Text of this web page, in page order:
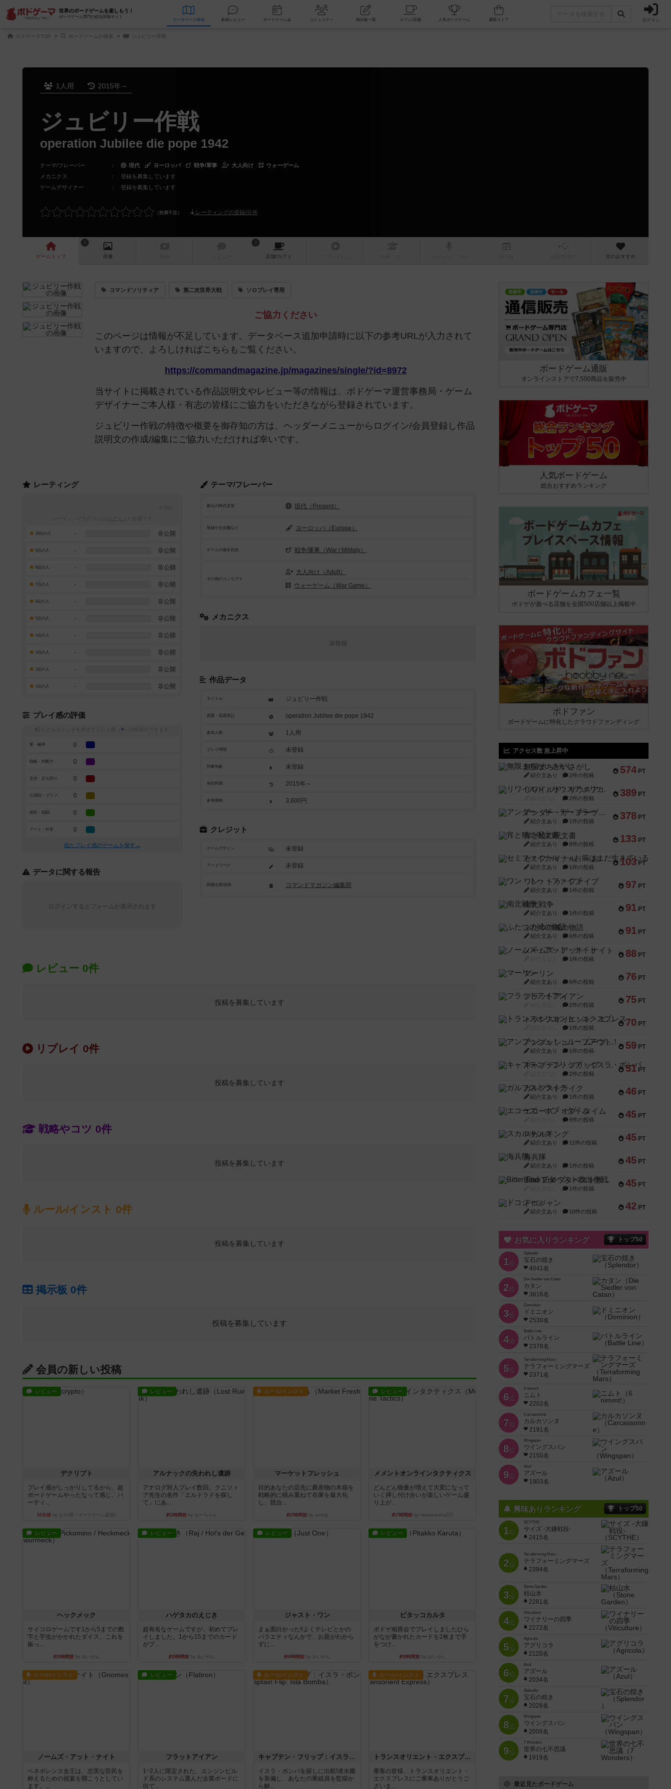
世界のボードゲームを楽しもう！
ボードゲーム専門の総合情報サイト
データベース 検索 新着レビュー ボードゲーム会 コミュニティ 掲示板一覧 カフェ/店舗 人気ボードゲーム ログイン
ボドゲーマTOP ボードゲームの検索 ジュビリー作戦
1人用 2015年～
ジュビリー作戦
operation Jubilee die pope 1942
テーマ/フレーバー ： 現代 ヨーロッパ 戦争/軍事 大人向け
ウォーゲーム
メカニクス
： 登録を募集しています
ゲームデザイナー
： 登録を募集しています
レーティングの登録/分布
ゲーム トップ
3
画像
1
店舗/カフェ 次のおすすめ
コマンドソリティア 第二次世界大戦 ソロプレイ専用
ご協力ください
このページは情報が不足しています。データベース追加申請時に以下の参考URLが入力されて
いますので、よろしければこちらもご覧ください。
https://commandmagazine.jp/magazines/single/?id=8972
当サイトに掲載されている作品説明文やレビュー等の情報は、ボドゲーマ運営事務局・ゲーム
デザイナーご本人様・有志の皆様にご協力をいただきながら登録されています。
ジュビリー作戦の特徴や概要を御存知の方は、ヘッダーメニューからログイン/会員登録し作品
説明文の作成/編集にご協力いただければ幸いです。
テーマ/フレーバー
舞台の時代背景 現代（Present）
地域や文化圏など ヨーロッパ（Europe）
ゲームの基本目的 戦争/軍事（War / Militaly）
その他のコンセプト
大人向け（Adult）
ウォーゲーム（War Game）
メカニクス
作品データ
タイトル ジュビリー作戦
原題・英題表記 operation Jubilee die pope 1942
参加人数 1人用
プレイ時間 未登録
対象年齢 未登録
発売時期 2015年～
参考価格 3,600円
クレジット
ゲームデザイン 未登録
アートワーク 未登録
関連企業/団体 コマンドマガジン編集部
レーティング
10点の人 - 非公開
9点の人 - 非公開
8点の人 - 非公開
7点の人 - 非公開
6点の人 - 非公開
5点の人 - 非公開
4点の人 - 非公開
3点の人 - 非公開
2点の人 - 非公開
1点の人 - 非公開
プレイ感の評価
※
運・確率 0
戦略・判断力 0
交渉・立ち回り 0
心理戦・ブラフ 0
攻防・戦闘 0
アート・外見 0
似たプレイ感のゲームを探す→
データに関する報告
レビュー 0件
投稿を募集しています
リプレイ 0件
投稿を募集しています
戦略やコツ 0件
投稿を募集しています
ルール/インスト 0件
投稿を募集しています
掲示板 0件
投稿を募集しています
会員の新しい投稿
レビュー
デクリプト
プレイ感がしっかりしてるから、超
ボードゲームやったなって感じ。パ
ーティ...
32分前 by ヒロ(新！ボードゲーム家族)
レビュー
アルナックの失われし遺跡
アナログ対人プレイ数回。クニツィ
ア先生の名作「エルドラドを探し
て」にあ...
約3時間前 by おーちゃん
ルール/インスト
マーケットフレッシュ
目的あなたの店先に農産物の木箱を
戦略的に積み重ねて在庫を最大化
し、競合...
約7時間前 by jurong
レビュー
メメントオンラインタクティクス
どんどん物量が増えて大変になって
いく押し付け合いが楽しいゲーム盛
り上が...
約7時間前by nekomanma222
レビュー
ヘックメック
サイコロゲームです1から5までの数
字と芋虫がかかれたダイス。これを
振っ...
約9時間前by みいやん
レビュー
ハゲタカのえじき
超有名なゲームですが、初めてプレ
イしました。1から15までのカード
がプ...
約9時間前by みいやん
レビュー
ジャスト・ワン
まぁ面白かった‼️よくテレビとかの
バラエティなんかで、お題がわから
ずに...
約9時間前by みいやん
レビュー
ピタッコカルタ
ボドゲ相席会でプレイしましたひら
がなが書かれたカードを2枚まで手
をつけ...
約9時間前by みいやん
ルール/インスト
ノームズ・アット・ナイト
ベネボレンス女王は、忠実な臣民を
称えるための祝宴を開こうとしてい
ます。...
レビュー
フラットアイアン
1~2人に限定された、エンジンビル
ド系のシステム選んだ企業ボードに
街で...
ルール/インスト
キャプテン・フリップ：イスラ・ボンバ
イスラ・ボンバを探しに出航!潜水艦
を装備し、あなたの乗組員を監獄か
ら解...
ルール/インスト
トランスオリエント・エクスプレス
乗客の皆様、トランスオリエント・
エクスプレスにご乗車ありがとうご
ざいま...
ボードゲーム通販
オンラインストアで7,500商品を販売中
人気ボードゲーム
総合おすすめランキング
ボードゲームカフェ一覧
ボドゲが遊べる店舗を全国500店舗以上掲載中
ボドファン
ボードゲームに特化したクラウドファンディング
アクセス数 急上昇中
574 PT
無限まちがいさがし
紹介文あり 2件の投稿
389 PT
リワイルド：サウスアメリカ
2件の投稿
378 PT
アンダー・ザ・テーブラー
紹介文あり 1件の投稿
133 PT
宵と暁の呪文書
紹介文あり 8件の投稿
103 PT
セミファイナル ～お前はまだ生きている～
紹介文あり 1件の投稿
97 PT
ワン・トゥ・ファイブ
紹介文あり 1件の投稿
91 PT
南北戦争
紹介文あり 1件の投稿
91 PT
ふたつの城の物語
紹介文あり 6件の投稿
88 PT
ノームズ・アット・ナイト
1件の投稿
76 PT
マーリン
紹介文あり 6件の投稿
75 PT
フラットアイアン
2件の投稿
70 PT
トランスオリエント・エクスプレス
1件の投稿
59 PT
アンブッシュ！：ムーブアウト！
紹介文あり 1件の投稿
51 PT
キャプテン・フリップ：イスラ・ボンバ
2件の投稿
46 PT
ガルフストライク
紹介文あり 1件の投稿
45 PT
エコーズ・オブ・タイム
8件の投稿
45 PT
スカルキング
紹介文あり 12件の投稿
45 PT
海兵隊
紹介文あり 1件の投稿
45 PT
Bitter End ブタペスト救出作戦
1件の投稿
42 PT
ドコジャン
紹介文あり 10件の投稿
お気に入りランキング トップ50
1位
Splendor
宝石の煌き
4041名
2位
Die Siedler von Catan
カタン
3616名
3位
Dominion
ドミニオン
2530名
4位
Battle Line
バトルライン
2378名
5位
Terraforming Mars
テラフォーミングマーズ
2371名
6位
6 nimmt!
ニムト
2202名
7位
Carcassonne
カルカソンヌ
2191名
8位
Wingspan
ウイングスパン
2150名
9位
Azul
アズール
1903名
興味ありランキング トップ50
1位
SCYTHE
サイズ -大鎌戦役-
2415名
2位
Terraforming Mars
テラフォーミングマーズ
2394名
3位
Stone Garden
枯山水
2281名
4位
Viticulture
ワイナリーの四季
2272名
5位
Agricola
アグリコラ
2120名
6位
Azul
アズール
2034名
7位
Splendor
宝石の煌き
2028名
8位
Wingspan
ウイングスパン
2006名
9位
7 Wonders
世界の七不思議
1919名
最近見たボードゲーム